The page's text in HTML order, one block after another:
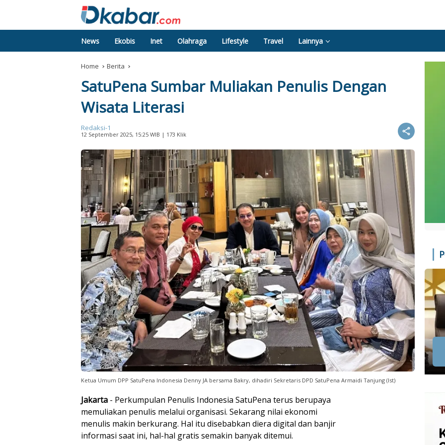
News Ekobis Inet Olahraga Lifestyle Travel Lainnya
Home Berita
SatuPena Sumbar Muliakan Penulis Dengan
Wisata Literasi
Redaksi-1
12 September 2025, 15:25 WIB | 173 Klik
Ketua Umum DPP SatuPena Indonesia Denny JA bersama Bakry, dihadiri Sekretaris DPD SatuPena Armaidi Tanjung (Ist)
Jakarta - Perkumpulan Penulis Indonesia SatuPena terus berupaya
memuliakan penulis melalui organisasi. Sekarang nilai ekonomi
menulis makin berkurang. Hal itu disebabkan diera digital dan banjir
informasi saat ini, hal-hal gratis semakin banyak ditemui.